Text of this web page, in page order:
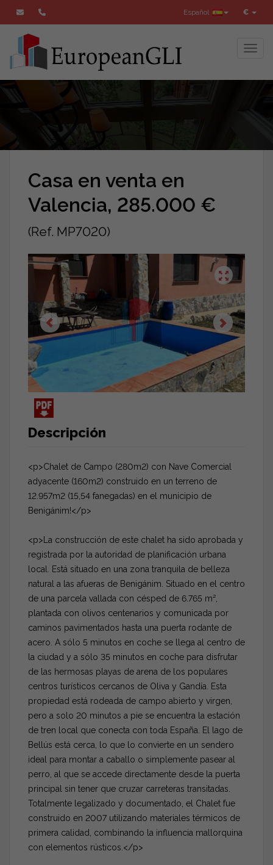
€
Español
Casa en venta en
Valencia, 285.000 €
(Ref. MP7020)
Descripción
<p>Chalet de Campo (280m2) con Nave Comercial
adyacente (160m2) construido en un terreno de
12.957m2 (15,54 fanegadas) en el municipio de
Benigánim!</p>
<p>La construcción de este chalet ha sido aprobada y
registrada por la autoridad de planificación urbana
local. Está situado en una zona tranquila de belleza
natural a las afueras de Benigánim. Situado en el centro
de una parcela vallada con césped de 6.765 m²,
plantada con olivos centenarios y comunicada por
caminos pavimentados hasta una puerta rodante de
acero. A sólo 5 minutos en coche se llega al centro de
la ciudad y a sólo 35 minutos en coche para disfrutar
de las hermosas playas de arena de los populares
centros turísticos cercanos de Oliva y Gandía. Esta
propiedad está rodeada de campo abierto y virgen,
pero a solo 20 minutos a pie se encuentra la estación
de tren local que conecta con toda España. El lago de
Bellús está cerca, lo que lo convierte en un sendero
ideal para montar a caballo o simplemente pasear al
perro, al que se accede directamente desde la puerta
principal sin tener que cruzar carreteras transitadas.
Totalmente legalizado y documentado, el Chalet fue
construido en 2007 utilizando materiales térmicos de
primera calidad, combinando la influencia mallorquina
con elementos rústicos.</p>